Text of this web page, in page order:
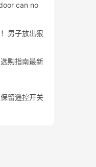
can no
男子放出狠
购指南最新
留遥控开关